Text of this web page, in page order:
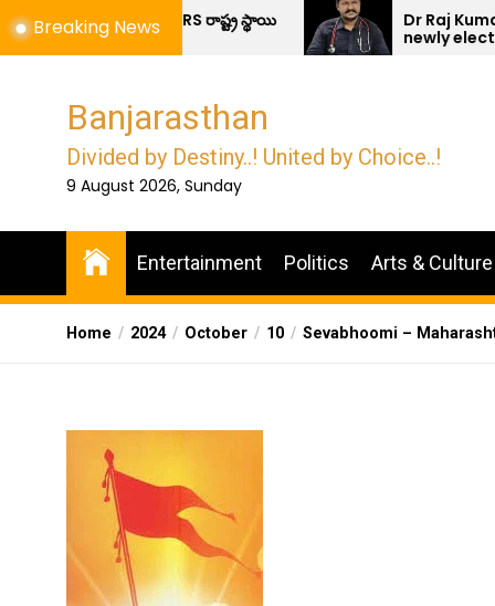
Skip
to
Breaking News
సమితి-BDRS రాష్ట్ర స్థాయి
Dr Raj Kumar Jadav
newly elected
Banjarasthan
Divided by Destiny..! United by Choice..!
9 August 2026, Sunday
Entertainment Politics Arts & Culture
Home 2024 October 10 Sevabhoomi –